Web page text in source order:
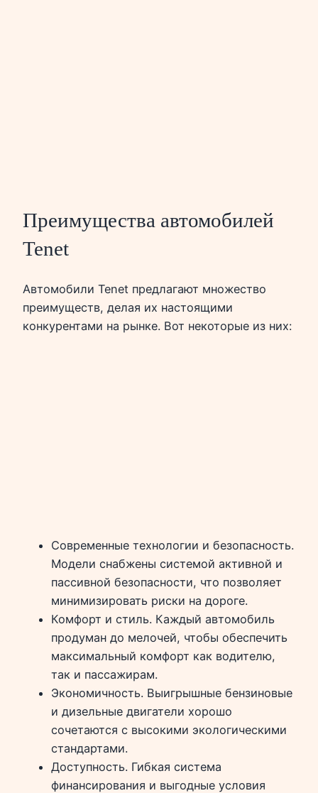
Преимущества автомобилей
Tenet
Автомобили Tenet предлагают множество
преимуществ, делая их настоящими
конкурентами на рынке. Вот некоторые из них:
Современные технологии и безопасность.
Модели снабжены системой активной и
пассивной безопасности, что позволяет
минимизировать риски на дороге.
Комфорт и стиль. Каждый автомобиль
продуман до мелочей, чтобы обеспечить
максимальный комфорт как водителю,
так и пассажирам.
Экономичность. Выигрышные бензиновые
и дизельные двигатели хорошо
сочетаются с высокими экологическими
стандартами.
Доступность. Гибкая система
финансирования и выгодные условия